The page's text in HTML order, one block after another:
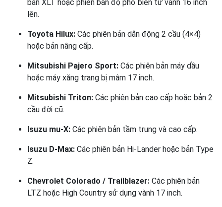
bản XLT hoặc phiên bản độ phổ biến từ vành 16 inch
lên.
Toyota Hilux: Các phiên bản dẫn động 2 cầu (4×4)
hoặc bản nâng cấp.
Mitsubishi Pajero Sport: Các phiên bản máy dầu
hoặc máy xăng trang bị mâm 17 inch.
Mitsubishi Triton: Các phiên bản cao cấp hoặc bản 2
cầu đời cũ.
Isuzu mu-X: Các phiên bản tầm trung và cao cấp.
Isuzu D-Max: Các phiên bản Hi-Lander hoặc bản Type
Z.
Chevrolet Colorado / Trailblazer: Các phiên bản
LTZ hoặc High Country sử dụng vành 17 inch.